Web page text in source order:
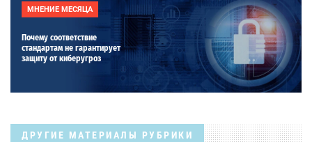
МНЕНИЕ МЕСЯЦА
Почему соответствие
стандартам не гарантирует
защиту от киберугроз
ДРУГИЕ МАТЕРИАЛЫ РУБРИКИ